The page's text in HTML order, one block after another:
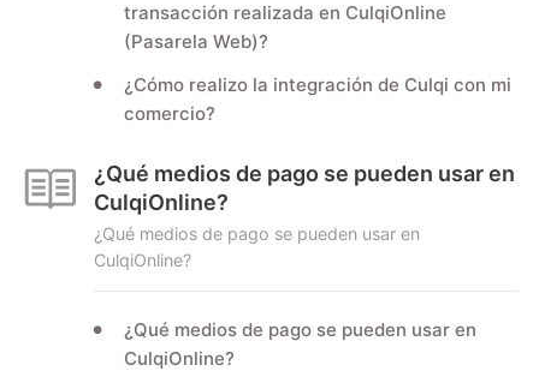
transacción realizada en CulqiOnline
(Pasarela Web)?
¿Cómo realizo la integración de Culqi con mi
comercio?
¿Qué medios de pago se pueden usar en
CulqiOnline?
¿Qué medios de pago se pueden usar en
CulqiOnline?
¿Qué medios de pago se pueden usar en
CulqiOnline?